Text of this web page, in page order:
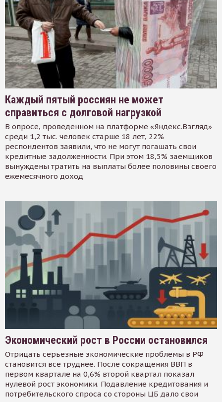
Каждый пятый россиян не может
справиться с долговой нагрузкой
В опросе, проведенном на платформе «Яндекс.Взгляд»
среди 1,2 тыс. человек старше 18 лет, 22%
респондентов заявили, что не могут погашать свои
кредитные задолженности. При этом 18,5% заемщиков
вынуждены тратить на выплаты более половины своего
ежемесячного доход
Экономический рост в России остановился
Отрицать серьезные экономические проблемы в РФ
становится все труднее. После сокращения ВВП в
первом квартале на 0,6% второй квартал показал
нулевой рост экономики. Подавление кредитования и
потребительского спроса со стороны ЦБ дало свои